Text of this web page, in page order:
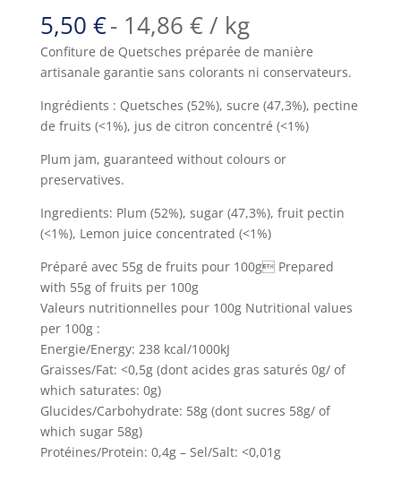
5,50 €- 14,86 €/ kg
Confiture de Quetsches préparée de manière
artisanale garantie sans colorants ni conservateurs.
Ingrédients : Quetsches (52%), sucre (47,3%), pectine
de fruits (<1%), jus de citron concentré (<1%)
Plum jam, guaranteed without colours or
preservatives.
Ingredients: Plum (52%), sugar (47,3%), fruit pectin
(<1%), Lemon juice concentrated (<1%)
Préparé avec 55g de fruits pour 100g Prepared
with 55g of fruits per 100g
Valeurs nutritionnelles pour 100g Nutritional values
per 100g :
Energie/Energy: 238 kcal/1000kJ
Graisses/Fat: <0,5g (dont acides gras saturés 0g/ of
which saturates: 0g)
Glucides/Carbohydrate: 58g (dont sucres 58g/ of
which sugar 58g)
Protéines/Protein: 0,4g – Sel/Salt: <0,01g